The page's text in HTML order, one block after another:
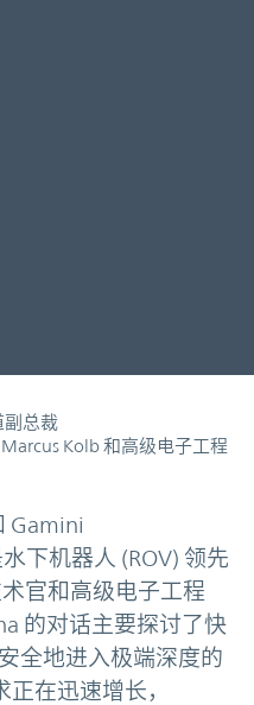
副总裁
Kolb 和高级电子工程
Gamini
下机器人 (ROV) 领先
官和高级电子工程
的对话主要探讨了快
全地进入极端深度的
在迅速增长，